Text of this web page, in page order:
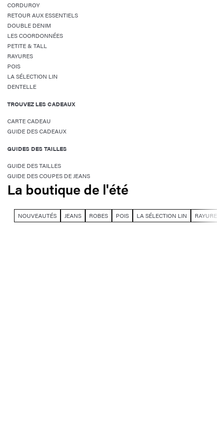
CORDUROY
RETOUR AUX ESSENTIELS
DOUBLE DENIM
LES COORDONNÉES
PETITE & TALL
RAYURES
POIS
LA SÉLECTION LIN
DENTELLE
TROUVEZ LES CADEAUX
CARTE CADEAU
GUIDE DES CADEAUX
GUIDES DES TAILLES
GUIDE DES TAILLES
GUIDE DES COUPES DE JEANS
La boutique de l'été
NOUVEAUTÉS JEANS ROBES POIS LA SÉLECTION LIN